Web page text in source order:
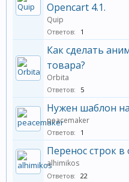
Opencart 4.1.
Quip
Ответов: 1
Как сделать
товара?
Orbita
Ответов: 5
Нужен шаблон
peacemaker
Ответов: 1
Перенос строк
alhimikos
Ответов: 22